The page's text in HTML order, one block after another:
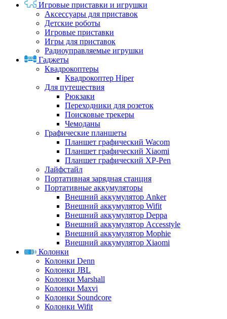
Игровые приставки и игрушки
Аксессуары для приставок
Детские роботы
Игровые приставки
Игры для приставок
Радиоуправляемые игрушки
Гаджеты
Квадрокоптеры
Квадрокоптер Hiper
Для путешествия
Рюкзаки
Переходники для розеток
Поисковые трекеры
Чемоданы
Графические планшеты
Планшет графический Wacom
Планшет графический Xiaomi
Планшет графический XP-Pen
Лайфстайл
Портативная зарядная станция
Портативные аккумуляторы
Внешний аккумулятор Anker
Внешний аккумулятор Wifit
Внешний аккумулятор Deppa
Внешний аккумулятор Accesstyle
Внешний аккумулятор Mophie
Внешний аккумулятор Xiaomi
Колонки
Колонки Denn
Колонки JBL
Колонки Marshall
Колонки Maxvi
Колонки Soundcore
Колонки Wifit